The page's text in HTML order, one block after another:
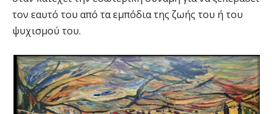
τον εαυτό του από τα εμπόδια της ζωής του ή του
ψυχισμού του.